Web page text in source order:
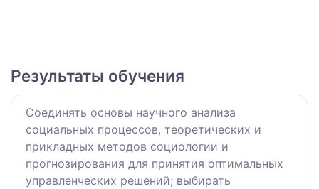
Результаты обучения
Соединять основы научного анализа
социальных процессов, теоретических и
прикладных методов социологии и
прогнозирования для принятия оптимальных
управленческих решений; выбирать